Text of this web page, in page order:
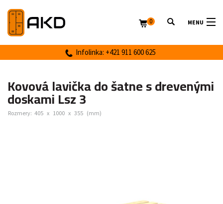
MENU
Infolinka: +421 911 600 625
0
Kovová lavička do šatne s drevenými
doskami Lsz 3
Rozmery: 405 x 1000 x 355 (mm)